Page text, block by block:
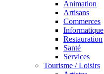
Animation
Artisans
Commerces
Informatique
Restauration
Santé
Services
Tourisme / Loisirs